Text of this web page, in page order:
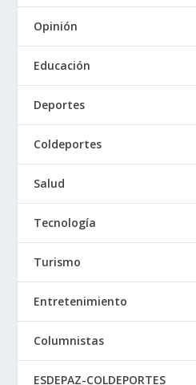
Opinión
Educación
Deportes
Coldeportes
Salud
Tecnología
Turismo
Entretenimiento
Columnistas
ESDEPAZ-COLDEPORTES